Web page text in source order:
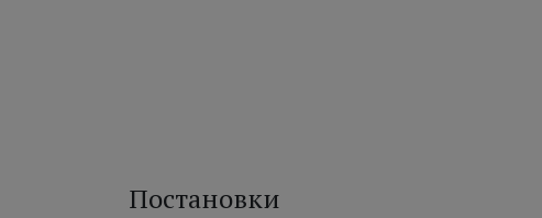
Постановки